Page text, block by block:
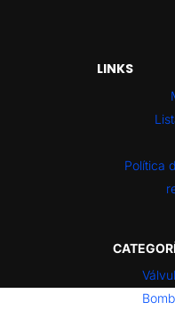
LINKS
Política